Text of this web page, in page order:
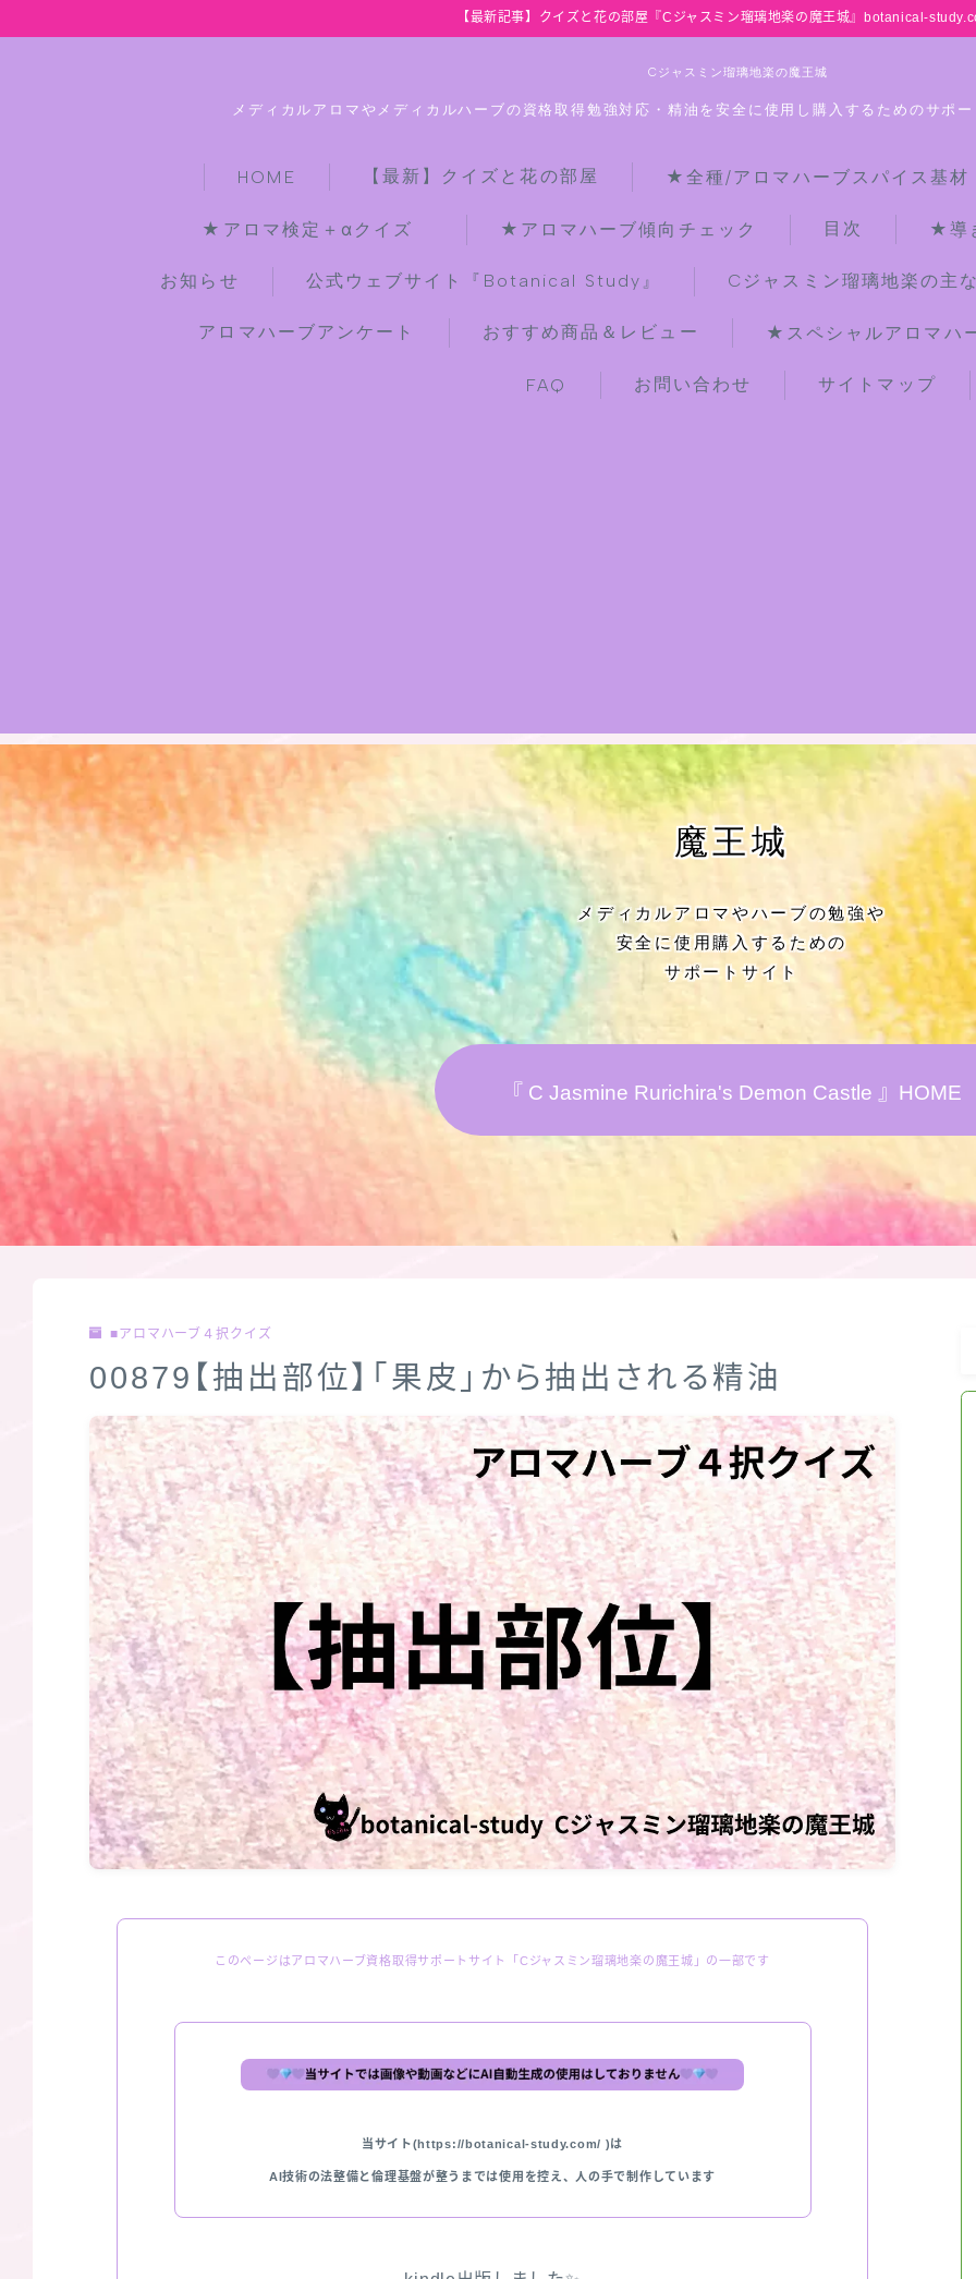
【最新記事】クイズと花の部屋『Cジャスミン瑠璃地楽の魔王城』botanical-
Cジャスミン瑠璃地楽の魔王城
メディカルアロマやメディカルハーブの資格取得勉強対応・精油を安全に使用し購入するためのサポ
HOME 【最新】クイズと花の部屋 ★全種/アロマハーブスパイス基
★アロマ検定＋αクイズ ★アロマハーブ傾向チェック 目次 ★導
お知らせ 公式ウェブサイト『Botanical Study』 Cジャスミン瑠璃地楽の主
アロマハーブアンケート おすすめ商品＆レビュー ★スペシャルアロマハ
FAQ お問い合わせ サイトマップ
【最新】クイズと花の部屋
★全種/アロマハーブスパイス基材 プ
お知らせ
公式ウェブサイト『Botanical Study』
Cジャスミン瑠璃地楽の主な活動先リン
ク集
プロフィール
アロマハーブアンケート
おすすめ商品＆レビュー
★スペシャルアロマハーブ４択クイズ
FAQ
サイトマップ
魔王城
メディカルアロマやハーブの勉強や
安全に使用購入するための
サポートサイト
『 C Jasmine Rurichira's Demon Castle 』HOME
■アロマハーブ４択クイズ
00879【抽出部位】「果皮」から抽出される精油
このページはアロマハーブ資格取得サポートサイト「Cジャスミン瑠璃地楽の魔王城」の一部です
当サイト(https://botanical-study.com/ )は
AI技術の法整備と倫理基盤が整うまでは使用を控え、人の手で制作しています